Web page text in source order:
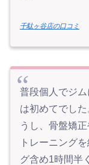
千駄ヶ谷店の口コミ
普段個人でジ
は初めてでし
うし、骨盤矯
トレーニング
グ含め1時間半